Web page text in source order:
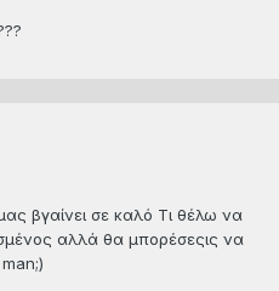
βγαίνει σε καλό Τι θέλω να
αλλά θα μπορέσεςις να